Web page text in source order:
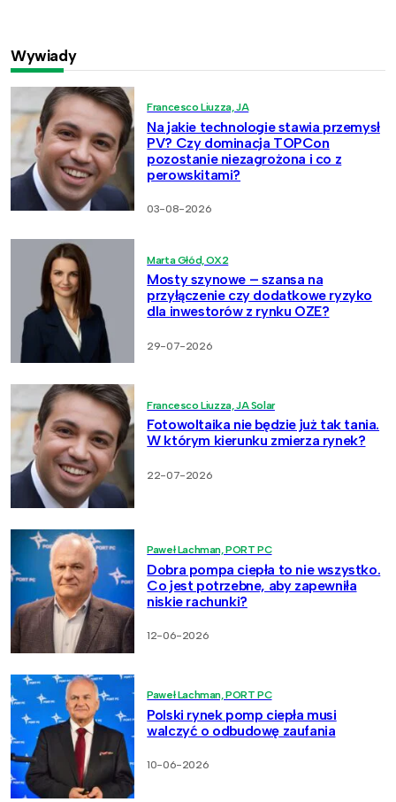
Wywiady
Francesco Liuzza, JA
Na jakie technologie stawia przemysł
PV? Czy dominacja TOPCon
pozostanie niezagrożona i co z
perowskitami?
03-08-2026
Marta Głód, OX2
Mosty szynowe – szansa na
przyłączenie czy dodatkowe ryzyko
dla inwestorów z rynku OZE?
29-07-2026
Francesco Liuzza, JA Solar
Fotowoltaika nie będzie już tak tania.
W którym kierunku zmierza rynek?
22-07-2026
Paweł Lachman, PORT PC
Dobra pompa ciepła to nie wszystko.
Co jest potrzebne, aby zapewniła
niskie rachunki?
12-06-2026
Paweł Lachman, PORT PC
Polski rynek pomp ciepła musi
walczyć o odbudowę zaufania
10-06-2026